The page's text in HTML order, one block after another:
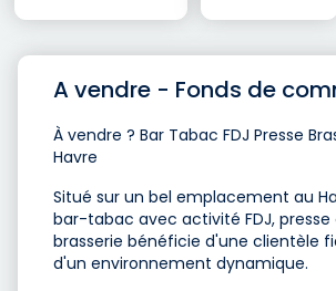
A vendre - Fonds de
À vendre ? Bar Tabac FDJ Presse
Havre
Situé sur un bel emplacement au
bar-tabac avec activité FDJ,
brasserie bénéficie d'une clientèle
d'un environnement dynamique.